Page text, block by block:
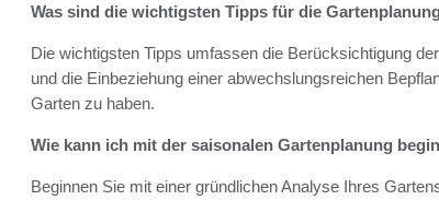
Was sind die wichtigsten Tipps für die
Die wichtigsten Tipps umfassen die Berücksichtigung
und die Einbeziehung einer abwechslungsreichen
Garten zu haben.
Wie kann ich mit der saisonalen Gartenplanung
Beginnen Sie mit einer gründlichen Analyse Ihres